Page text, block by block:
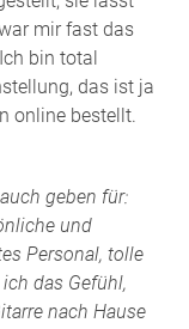
mir fast das
bin total
das ist ja
online bestellt.
geben für:
und
Personal, tolle
das Gefühl,
nach Hause